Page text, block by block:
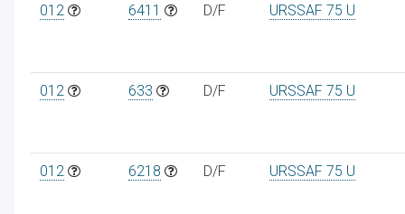
012 6411 D/F URSSAF 75 U
012 633 D/F URSSAF 75 U
012 6218 D/F URSSAF 75 U